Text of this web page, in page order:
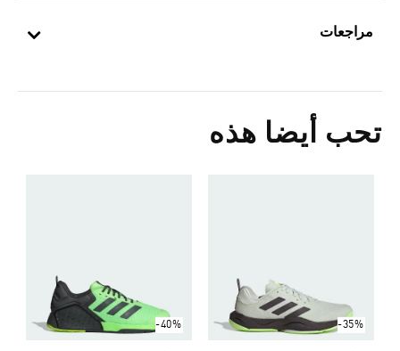
مراجعات
تحب أيضا هذه
-35%
-40%